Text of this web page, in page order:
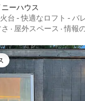
ーハウス
台 - 快適なロフト - バ
· 屋外スペース ·情報
ョイスです。